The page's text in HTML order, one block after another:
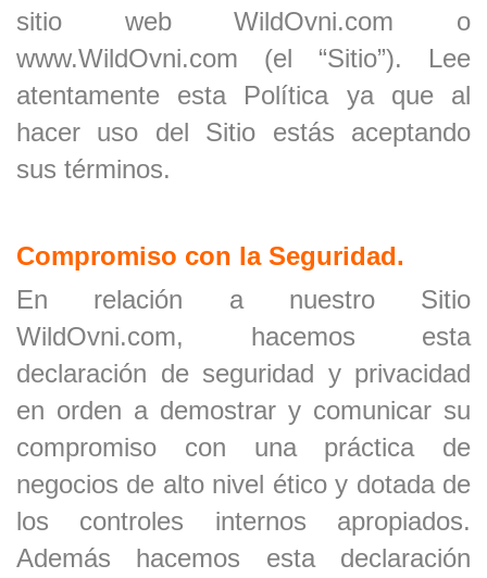
sitio web WildOvni.com o
www.WildOvni.com (el “Sitio”). Lee
atentamente esta Política ya que al
hacer uso del Sitio estás aceptando
sus términos.
Compromiso con la Seguridad.
En relación a nuestro Sitio
WildOvni.com, hacemos esta
declaración de seguridad y privacidad
en orden a demostrar y comunicar su
compromiso con una práctica de
negocios de alto nivel ético y dotada de
los controles internos apropiados.
Además hacemos esta declaración